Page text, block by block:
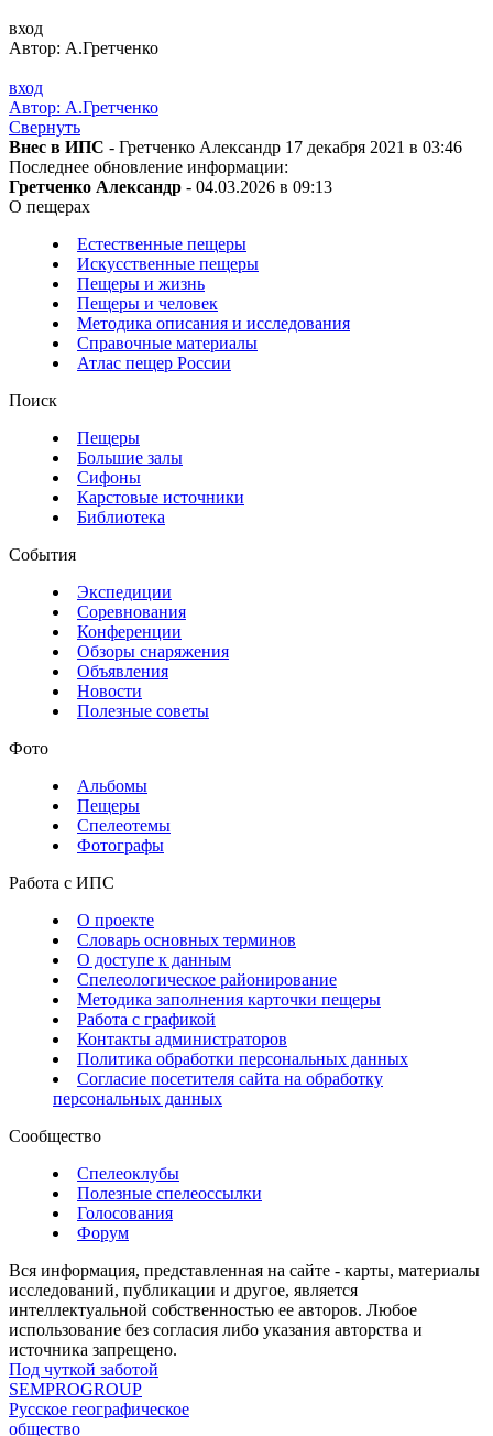
вход
Автор: А.Гретченко
вход
Автор: А.Гретченко
Свернуть
Внес в ИПС - Гретченко Александр 17 декабря 2021 в 03:46
Последнее обновление информации:
Гретченко Александр - 04.03.2026 в 09:13
О пещерах
Естественные пещеры
Искусственные пещеры
Пещеры и жизнь
Пещеры и человек
Методика описания и исследования
Справочные материалы
Атлас пещер России
Поиск
Пещеры
Большие залы
Сифоны
Карстовые источники
Библиотека
События
Экспедиции
Соревнования
Конференции
Обзоры снаряжения
Объявления
Новости
Полезные советы
Фото
Альбомы
Пещеры
Спелеотемы
Фотографы
Работа с ИПС
О проекте
Словарь основных терминов
О доступе к данным
Спелеологическое районирование
Методика заполнения карточки пещеры
Работа с графикой
Контакты администраторов
Политика обработки персональных данных
Согласие посетителя сайта на обработку
персональных данных
Сообщество
Спелеоклубы
Полезные спелеоссылки
Голосования
Форум
Вся информация, представленная на сайте - карты, материалы
исследований, публикации и другое, является
интеллектуальной собственностью ее авторов. Любое
использование без согласия либо указания авторства и
источника запрещено.
Под чуткой заботой
SEMPROGROUP
Русское географическое
общество